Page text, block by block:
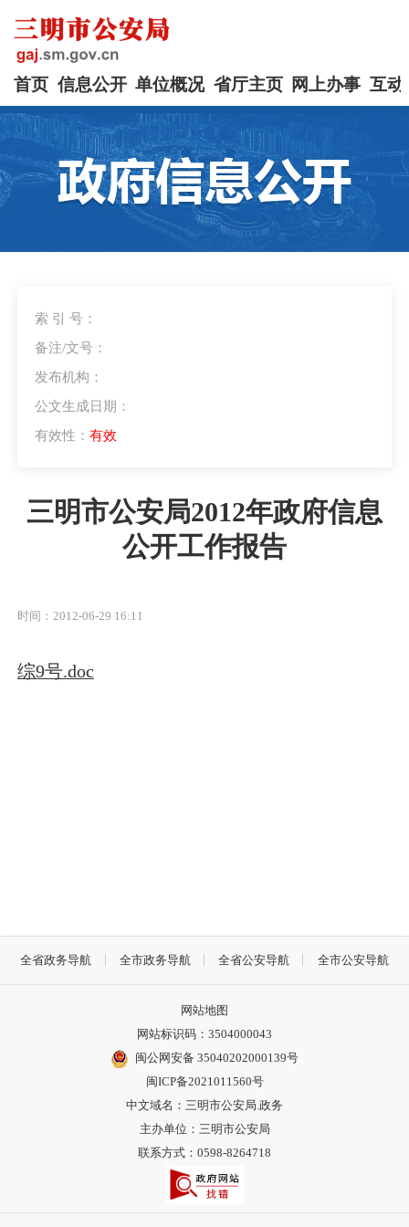
首页 信息公开 单位概况 省厅主页 网上办事 互动
索 引 号：
备注/文号：
发布机构：
公文生成日期：
有效性： 有效
三明市公安局2012年政府信息
公开工作报告
时间：2012-06-29 16:11
综9号.doc
全省政务导航 全市政务导航 全省公安导航 全市公安导航
网站地图
网站标识码：3504000043
闽公网安备 35040202000139号
闽ICP备2021011560号
中文域名：三明市公安局.政务
主办单位：三明市公安局
联系方式：0598-8264718